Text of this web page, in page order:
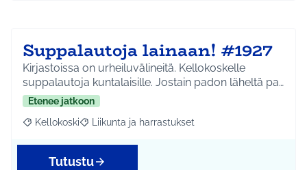
Suppalautoja lainaan! #1927
Kirjastoissa on urheiluvälineitä. Kellokoskelle
suppalautoja kuntalaisille. Jostain padon läheltä pa…
Etenee jatkoon
Rajaa tulokset aihepiirin mukaan: Kellokoski
Kellokoski Rajaa tulokset teeman mukaan: Liikunta ja
Liikunta ja harrastukset
Tutustu